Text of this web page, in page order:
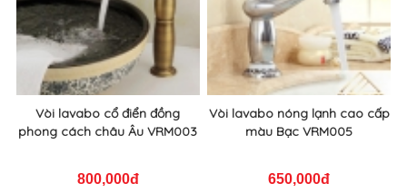
Vòi lavabo cổ điển đồng
phong cách châu Âu VRM003
800,000đ
Vòi lavabo nóng lạnh cao cấp
màu Bạc VRM005
650,000đ